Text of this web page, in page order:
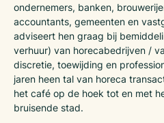
ondernemers, banken,
accountants, gemeenten en
adviseert hen graag bij
verhuur) van horecabedrijven /
discretie, toewijding en
jaren heen tal van horeca
het café op de hoek tot en met
bruisende stad.